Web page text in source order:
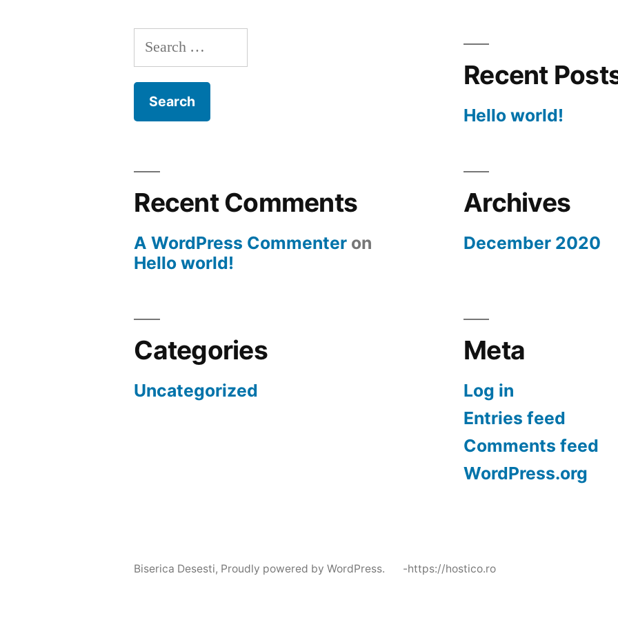
Search
for:
Recent
Hello world!
Recent Comments
A WordPress Commenter on
Hello world!
Archives
December 2020
Categories
Uncategorized
Meta
Log in
Entries feed
Comments feed
WordPress.org
Biserica Desesti, Proudly powered by WordPress. -https://hostico.ro